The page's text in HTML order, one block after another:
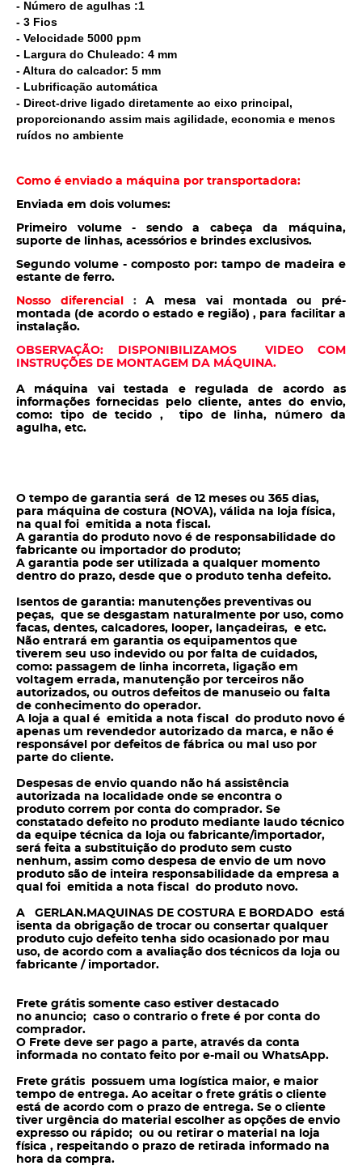
- Número de agulhas :1
- 3 Fios
- Velocidade 5000 ppm
- Largura do Chuleado: 4 mm
- Altura do calcador: 5 mm
- Lubrificação automática
- Direct-drive ligado diretamente ao eixo principal,
proporcionando assim mais agilidade, economia e menos
ruídos no ambiente
Como é enviado a máquina por transportadora:
Enviada em dois volumes:
Primeiro volume - sendo a cabeça da máquina,
suporte de linhas, acessórios e brindes exclusivos.
Segundo volume - composto por: tampo de madeira e
estante de ferro.
Nosso diferencial :A mesa vai montada ou pré-
montada (de acordo o estado e região) , para facilitar a
instalação.
OBSERVAÇÃO: DISPONIBILIZAMOS VIDEO COM
INSTRUÇÕES DE MONTAGEM DA MÁQUINA.
A máquina vai testada e regulada de acordo as
informações fornecidas pelo cliente, antes do envio,
como: tipo de tecido , tipo de linha, número da
agulha, etc.
O tempo de garantia será de 12 meses ou 365 dias,
para máquina de costura (NOVA), válida na loja física,
na qual foi emitida a nota fiscal.
A garantia do produto novo é de responsabilidade do
fabricante ou importador do produto;
A garantia pode ser utilizada a qualquer momento
dentro do prazo, desde que o produto tenha defeito.
Isentos de garantia: manutenções preventivas ou
peças, que se desgastam naturalmente por uso, como
facas, dentes, calcadores, looper, lançadeiras, e etc.
Não entrará em garantia os equipamentos que
tiverem seu uso indevido ou por falta de cuidados,
como: passagem de linha incorreta, ligação em
voltagem errada, manutenção por terceiros não
autorizados, ou outros defeitos de manuseio ou falta
de conhecimento do operador.
A loja a qual é emitida a nota fiscal do produto novo é
apenas um revendedor autorizado da marca, e não é
responsável por defeitos de fábrica ou mal uso por
parte do cliente.
Despesas de envio quando não há assistência
autorizada na localidade onde se encontra o
produto correm por conta do comprador. Se
constatado defeito no produto mediante laudo técnico
da equipe técnica da loja ou fabricante/importador,
será feita a substituição do produto sem custo
nenhum, assim como despesa de envio de um novo
produto são de inteira responsabilidade da empresa a
qual foi emitida a nota fiscal do produto novo.
A GERLAN.MAQUINAS DE COSTURA E BORDADO está
isenta da obrigação de trocar ou consertar qualquer
produto cujo defeito tenha sido ocasionado por mau
uso, de acordo com a avaliação dos técnicos da loja ou
fabricante / importador.
Frete grátis somente caso estiver destacado
no anuncio; caso o contrario o frete é por conta do
comprador.
O Frete deve ser pago a parte, através da conta
informada no contato feito por e-mail ou WhatsApp.
Frete grátis possuem uma logística maior, e maior
tempo de entrega. Ao aceitar o frete grátis o cliente
está de acordo com o prazo de entrega. Se o cliente
tiver urgência do material escolher as opções de envio
expresso ou rápido; ou ou retirar o material na loja
física , respeitando o prazo de retirada informado na
hora da compra.